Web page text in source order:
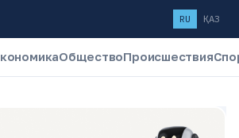
RU ҚАЗ
ОбществоПроисшествия